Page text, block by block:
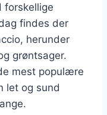
forskellige
findes der
herunder
grøntsager.
mest populære
let og sund